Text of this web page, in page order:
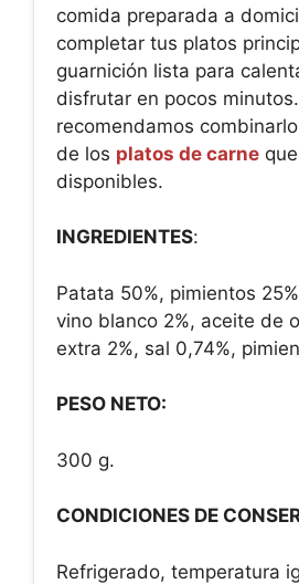
comida preparada a
completar tus platos
guarnición lista para
disfrutar en pocos
recomendamos
de los platos de carne
disponibles.
INGREDIENTES:
Patata 50%, pimientos
vino blanco 2%, aceite de
extra 2%, sal 0,74%,
PESO NETO:
300 g.
CONDICIONES DE
Refrigerado, temperatura